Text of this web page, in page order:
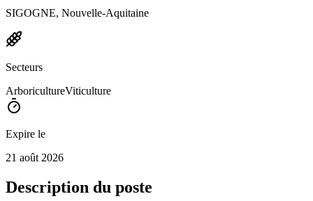
SIGOGNE, Nouvelle-Aquitaine
Secteurs
ArboricultureViticulture
Expire le
21 août 2026
Description du poste